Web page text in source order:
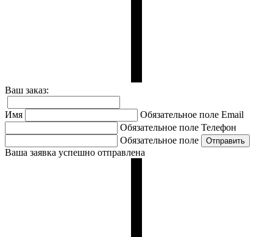
Ваш заказ:
Имя Обязательное поле Email
Обязательное поле Телефон
Обязательное поле
Ваша заявка успешно отправлена